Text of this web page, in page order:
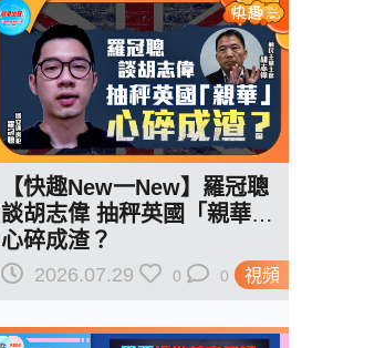
視頻
【快趣New一New】羅冠聰
談胡志偉 抽秤英國「親華」
心碎成渣？
2026.07.29 0 0